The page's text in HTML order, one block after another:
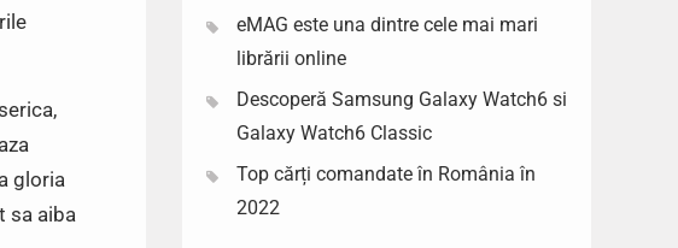
gloria
sa aiba
eMAG este una dintre cele mai mari
librării online
Descoperă Samsung Galaxy Watch6 si
Galaxy Watch6 Classic
Top cărți comandate în România în
2022